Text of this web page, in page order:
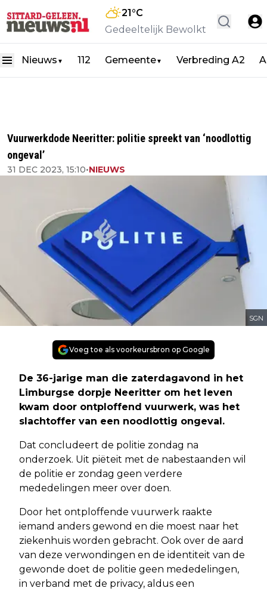
21°C
Gedeeltelijk Bewolkt
Nieuws ▼ 112 Gemeente▼ Verbreding A2
Vuurwerkdode Neeritter: politie spreekt van ‘noodlottig
ongeval’
31 DEC 2023, 15:10•NIEUWS
SGN
Voeg toe als voorkeursbron op Google
De 36-jarige man die zaterdagavond in het
Limburgse dorpje Neeritter om het leven
kwam door ontploffend vuurwerk, was het
slachtoffer van een noodlottig ongeval.
Dat concludeert de politie zondag na
onderzoek. Uit piëteit met de nabestaanden wil
de politie er zondag geen verdere
mededelingen meer over doen.
Door het ontploffende vuurwerk raakte
iemand anders gewond en die moest naar het
ziekenhuis worden gebracht. Ook over de aard
van deze verwondingen en de identiteit van de
gewonde doet de politie geen mededelingen,
in verband met de privacy, aldus een